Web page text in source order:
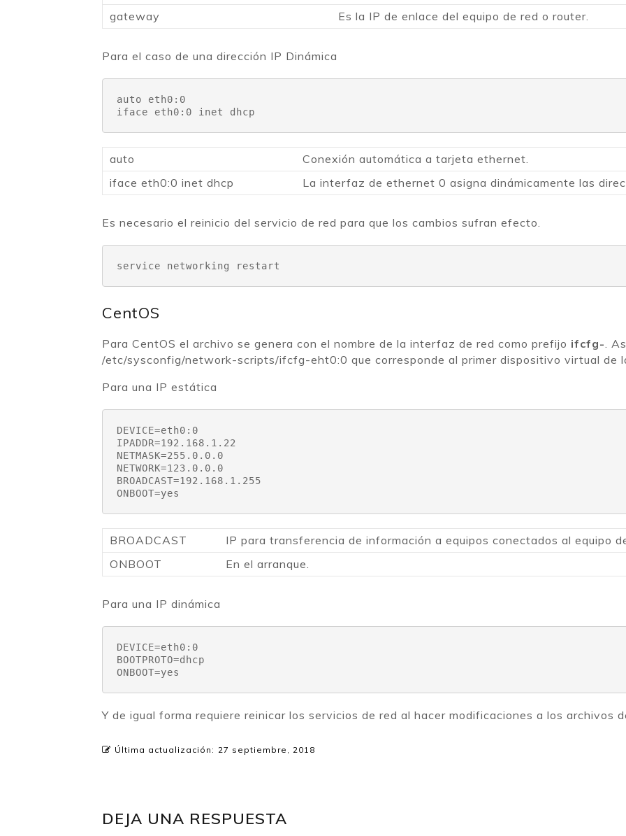
gateway
Es la IP de enlace del equipo de red o router.
Para el caso de una dirección IP Dinámica
auto eth0:0
iface eth0:0 inet dhcp
auto
Conexión automática a tarjeta ethernet.
iface eth0:0 inet dhcp
La interfaz de ethernet 0 asigna dinámicamente las
Es necesario el reinicio del servicio de red para que los cambios sufran efecto.
service networking restart
CentOS
Para CentOS el archivo se genera con el nombre de la interfaz de red como prefijo ifcfg-.
/etc/sysconfig/network-scripts/ifcfg-eht0:0 que corresponde al primer dispositivo virtual de
Para una IP estática
DEVICE=eth0:0
IPADDR=192.168.1.22
NETMASK=255.0.0.0
NETWORK=123.0.0.0
BROADCAST=192.168.1.255
ONBOOT=yes
BROADCAST
IP para transferencia de información a equipos conectados al equipo
ONBOOT
En el arranque.
Para una IP dinámica
DEVICE=eth0:0
BOOTPROTO=dhcp
ONBOOT=yes
Y de igual forma requiere reinicar los servicios de red al hacer modificaciones a los archivos
Última actualización: 27 septiembre, 2018
DEJA UNA RESPUESTA